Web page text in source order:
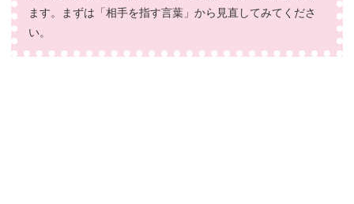
ます。まずは「相手を指す言葉」から見直してみてくださ
い。